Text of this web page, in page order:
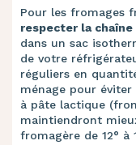
Pour les fromages
respecter la
dans un sac
de votre
réguliers en
ménage pour éviter
à pâte lactique
maintiendront
fromagère de 12° à